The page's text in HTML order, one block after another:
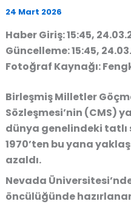
24 Mart 2026
Haber Giriş: 15:45,
Güncelleme: 15:45,
Fotoğraf Kaynağı:
Birleşmiş Milletler
Sözleşmesi’nin (CMS)
dünya genelindeki tatlı
1970’ten bu yana
azaldı.
Nevada
öncülüğünde